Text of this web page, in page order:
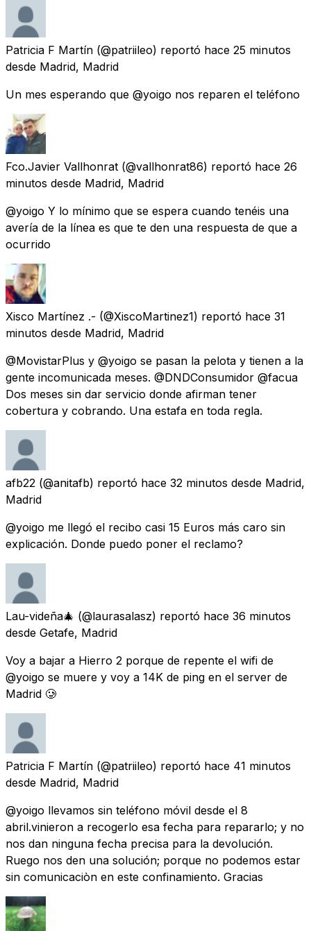
Patricia F Martín (@patriileo) reportó hace 25 minutos
desde Madrid, Madrid
Un mes esperando que @yoigo nos reparen el teléfono
Fco.Javier Vallhonrat (@vallhonrat86) reportó hace 26
minutos desde Madrid, Madrid
@yoigo Y lo mínimo que se espera cuando tenéis una
avería de la línea es que te den una respuesta de que a
ocurrido
Xisco Martínez .- (@XiscoMartinez1) reportó hace 31
minutos desde Madrid, Madrid
@MovistarPlus y @yoigo se pasan la pelota y tienen a la
gente incomunicada meses. @DNDConsumidor @facua
Dos meses sin dar servicio donde afirman tener
cobertura y cobrando. Una estafa en toda regla.
afb22 (@anitafb) reportó hace 32 minutos desde Madrid,
Madrid
@yoigo me llegó el recibo casi 15 Euros más caro sin
explicación. Donde puedo poner el reclamo?
Lau-videña🎄 (@laurasalasz) reportó hace 36 minutos
desde Getafe, Madrid
Voy a bajar a Hierro 2 porque de repente el wifi de
@yoigo se muere y voy a 14K de ping en el server de
Madrid 🥲
Patricia F Martín (@patriileo) reportó hace 41 minutos
desde Madrid, Madrid
@yoigo llevamos sin teléfono móvil desde el 8
abril.vinieron a recogerlo esa fecha para repararlo; y no
nos dan ninguna fecha precisa para la devolución.
Ruego nos den una solución; porque no podemos estar
sin comunicaciòn en este confinamiento. Gracias